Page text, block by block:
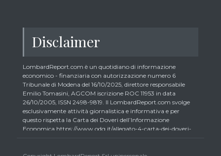
Disclaimer
LombardReport.com è un quotidiano di informazione
economico - finanziaria con autorizzazione numero 6
Tribunale di Modena del 16/10/2025, direttore responsabile
Emilio Tomasini, AGCOM iscrizione ROC 11953 in data
26/10/2005, ISSN 2498-9819. Il LombardReport.com svolge
esclusivamente attività giornalistica e informativa e per
questo rispetta la Carta dei Doveri dell’Informazione
Economica https://www.odg.it/allegato-4-carta-dei-doveri-